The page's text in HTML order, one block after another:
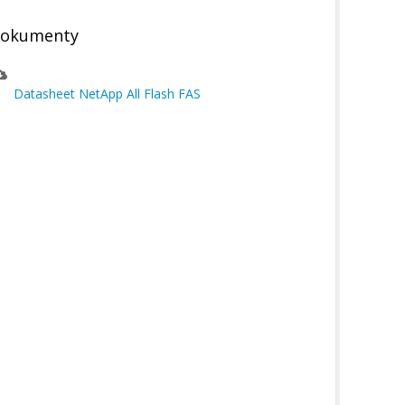
Datasheet NetApp All Flash FAS